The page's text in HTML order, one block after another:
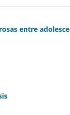
entre